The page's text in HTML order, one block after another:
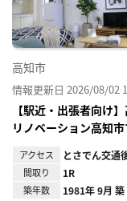
高知市
情報更新日 2026/08/02
【駅近・出張者向け
リノベーション高知
アクセス とさでん交通
間取り 1R
築年数 1981年 9月 築